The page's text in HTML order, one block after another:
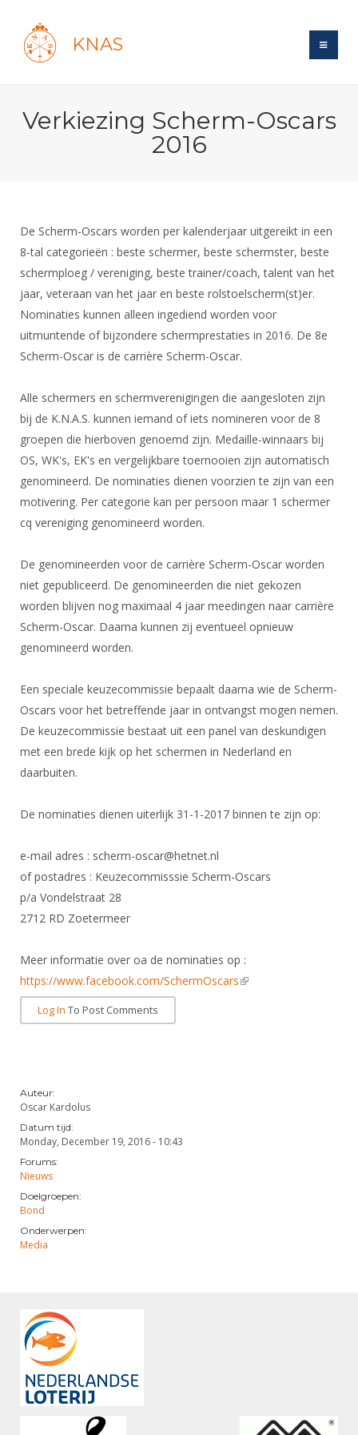
KNAS
Login
Forums
Maandelijks archief
Evenement
Gebruiksvoorwaarden
Handleiding
Bond
Reglementen
Ledencijfers
Sponsors en Partners
Bestuur
Commissies
Ereleden
Leden van Verdiensten
Vacatures
Bondsbureau
Contact
Medewerkers
Samenwerking
Nieuws
Verenigingsondersteuning
Witte Vlekkenplan
Overschrijven leden
Recreatiesport
Veteranen
Lichtzwaardschermen
Wedstrijdsport
Inschrijven
Reglementen
Materiaal
Schermpaspoort
Rolstoelschermen
Wedstrijdkalender
KNAS Keurmerk
NK's
JPT
JEC
Veteranenwedstrijden
Wedstrijdorganisatie
Aanvragen van scheidsrechters
Import inschrijvingen uit Nahouw
Verwerk wedstrijduitslagen
Promotie en logo
Geschiedenis van het schermen
Wat is topsport
Nieuws
NK's
Oranje
DBT
FBT
SBT
Talentontwikkeling
Internationale aanmeldingen
Informatie
Voor de jeugd
Spreekbeurtpakket
Jeugdkampen
Voor coaches en leraren
Nieuws
Nationale opleidingen
Leraar
Voor scheidsrechters
Nieuws
Scheidsrechter Documentatie
Opleidingen
Tuchtzaken
Bibliotheek
ALV
Touché
Forums
Schermforum
Nieuws
Zoek Vereniging
Contact
Verkiezing Scherm-Oscars
2016
De Scherm-Oscars worden per kalenderjaar uitgereikt in een
8-tal categorieën : beste schermer, beste schermster, beste
schermploeg / vereniging, beste trainer/coach, talent van het
jaar, veteraan van het jaar en beste rolstoelscherm(st)er.
Nominaties kunnen alleen ingediend worden voor
uitmuntende of bijzondere schermprestaties in 2016. De 8e
Scherm-Oscar is de carrière Scherm-Oscar.
Alle schermers en schermverenigingen die aangesloten zijn
bij de K.N.A.S. kunnen iemand of iets nomineren voor de 8
groepen die hierboven genoemd zijn. Medaille-winnaars bij
OS, WK's, EK's en vergelijkbare toernooien zijn automatisch
genomineerd. De nominaties dienen voorzien te zijn van een
motivering. Per categorie kan per persoon maar 1 schermer
cq vereniging genomineerd worden.
De genomineerden voor de carrière Scherm-Oscar worden
niet gepubliceerd. De genomineerden die niet gekozen
worden blijven nog maximaal 4 jaar meedingen naar carrière
Scherm-Oscar. Daarna kunnen zij eventueel opnieuw
genomineerd worden.
Een speciale keuzecommissie bepaalt daarna wie de Scherm-
Oscars voor het betreffende jaar in ontvangst mogen nemen.
De keuzecommissie bestaat uit een panel van deskundigen
met een brede kijk op het schermen in Nederland en
daarbuiten.
De nominaties dienen uiterlijk 31-1-2017 binnen te zijn op:
e-mail adres : scherm-oscar@hetnet.nl
of postadres : Keuzecommisssie Scherm-Oscars
p/a Vondelstraat 28
2712 RD Zoetermeer
Meer informatie over oa de nominaties op :
https://www.facebook.com/SchermOscars(link is external)
Log In To Post Comments
Auteur:
Oscar Kardolus
Datum tijd:
Monday, December 19, 2016 - 10:43
Forums:
Nieuws
Doelgroepen:
Bond
Onderwerpen:
Media